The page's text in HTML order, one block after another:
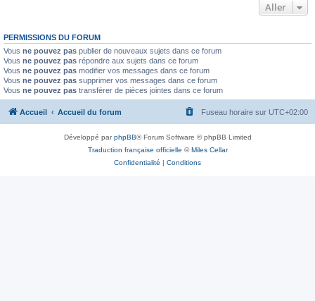
Aller
PERMISSIONS DU FORUM
Vous ne pouvez pas publier de nouveaux sujets dans ce forum
Vous ne pouvez pas répondre aux sujets dans ce forum
Vous ne pouvez pas modifier vos messages dans ce forum
Vous ne pouvez pas supprimer vos messages dans ce forum
Vous ne pouvez pas transférer de pièces jointes dans ce forum
Accueil Accueil du forum Fuseau horaire sur UTC+02:00
Développé parphpBB® Forum Software © phpBB Limited
Traduction française officielle ©Miles Cellar
Confidentialité | Conditions